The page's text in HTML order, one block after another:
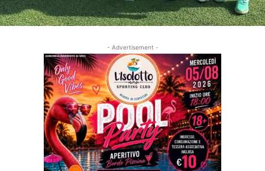
- Advertisement -